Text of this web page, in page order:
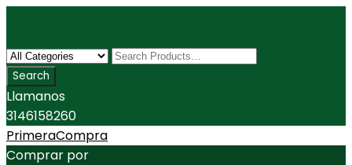
Llamanos
3146158260
PrimeraCompra
Comprar por